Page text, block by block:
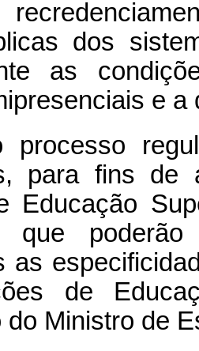
dos
as
e a
para fins
Educação
que poderão
as
de
do Ministro de